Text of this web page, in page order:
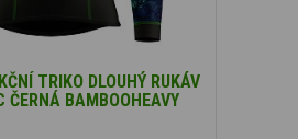
TRIKO DLOUHÝ RUKÁV
ČERNÁ BAMBOOHEAVY